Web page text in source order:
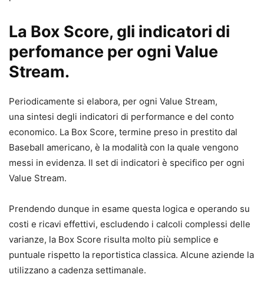
La Box Score, gli indicatori di
perfomance per ogni Value
Stream.
Periodicamente si elabora, per ogni Value Stream,
una sintesi degli indicatori di performance e del conto
economico. La Box Score, termine preso in prestito dal
Baseball americano, è la modalità con la quale vengono
messi in evidenza. Il set di indicatori è specifico per ogni
Value Stream.
Prendendo dunque in esame questa logica e operando su
costi e ricavi effettivi, escludendo i calcoli complessi delle
varianze, la Box Score risulta molto più semplice e
puntuale rispetto la reportistica classica. Alcune aziende la
utilizzano a cadenza settimanale.